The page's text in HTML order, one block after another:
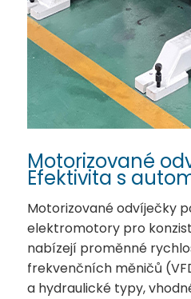
Motorizované
Efektivita s
Motorizované odvíječky
elektromotory pro
nabízejí proměnné
frekvenčních měničů
a hydraulické typy,